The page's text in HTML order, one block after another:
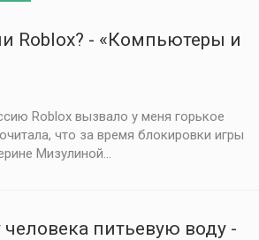
Roblox? - «Компьютеры и
Roblox вызвало у меня горькое
что за время блокировки игры
Мизулиной...
питьевую воду -